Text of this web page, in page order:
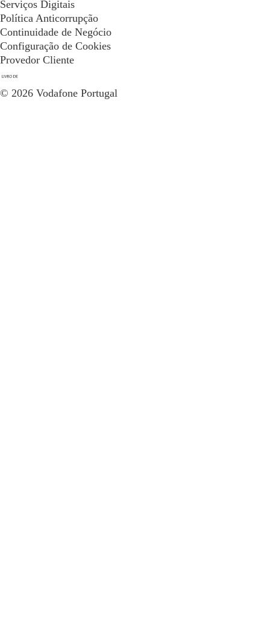
Serviços Digitais
Política Anticorrupção
Continuidade de Negócio
Configuração de Cookies
Provedor Cliente
© 2026 Vodafone Portugal